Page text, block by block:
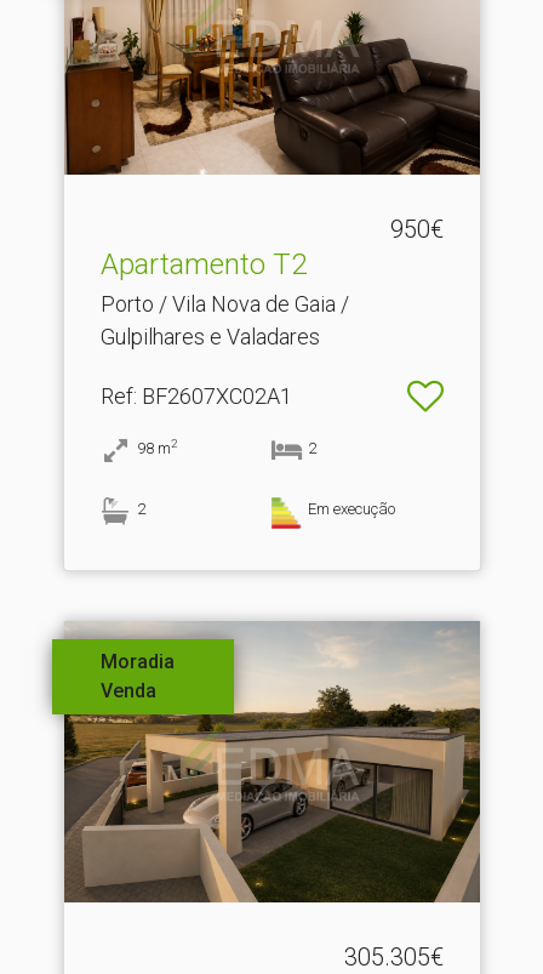
950€
Apartamento T2
Porto / Vila Nova de Gaia /
Gulpilhares e Valadares
Ref: BF2607XC02A1
98 m2 2
2 Em execução
Moradia
Venda
305.305€